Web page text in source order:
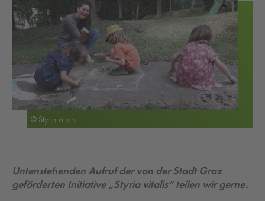
© Styria vitalis
Untenstehenden Aufruf der von der Stadt Graz
geförderten Initiative „Styria vitalis“teilen wir gerne.